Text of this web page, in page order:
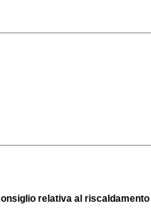
relativa al